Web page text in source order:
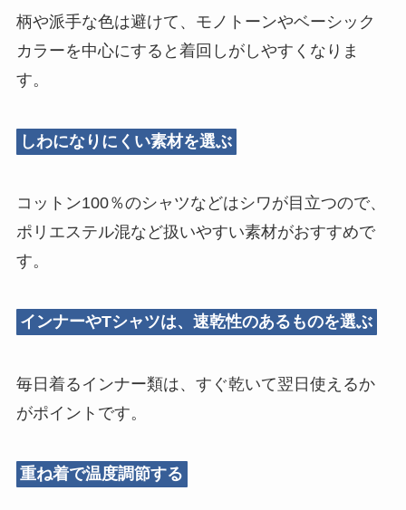
柄や派手な色は避けて、モノトーンやベーシック
カラーを中心にすると着回しがしやすくなりま
す。
しわになりにくい素材を選ぶ
コットン100％のシャツなどはシワが目立つので、
ポリエステル混など扱いやすい素材がおすすめで
す。
インナーやTシャツは、速乾性のあるものを選ぶ
毎日着るインナー類は、すぐ乾いて翌日使えるか
がポイントです。
重ね着で温度調節する